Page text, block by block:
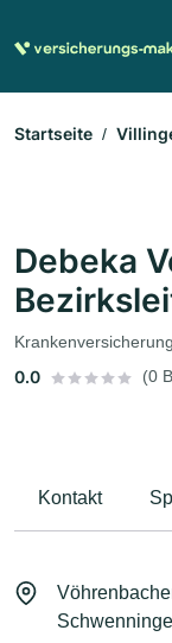
Startseite
Debeka
Krankenversicherung
0.0 (0
Kontakt